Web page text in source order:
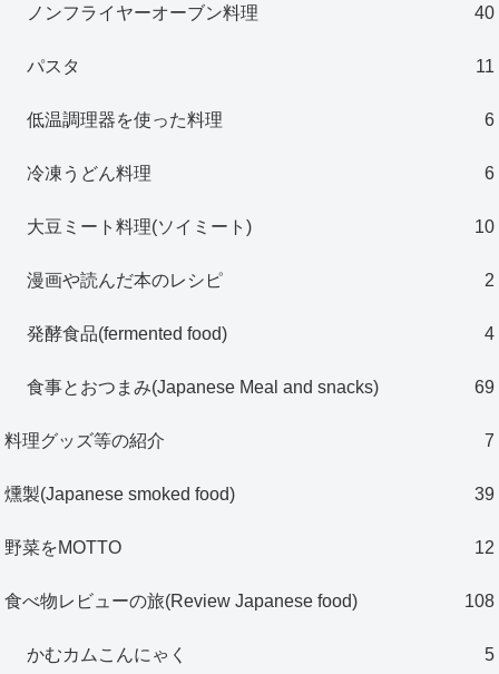
ノンフライヤーオーブン料理 40
パスタ 11
低温調理器を使った料理 6
冷凍うどん料理 6
大豆ミート料理(ソイミート) 10
漫画や読んだ本のレシピ 2
発酵食品(fermented food) 4
食事とおつまみ(Japanese Meal and snacks) 69
料理グッズ等の紹介 7
燻製(Japanese smoked food) 39
野菜をMOTTO 12
食べ物レビューの旅(Review Japanese food) 108
かむカムこんにゃく 5